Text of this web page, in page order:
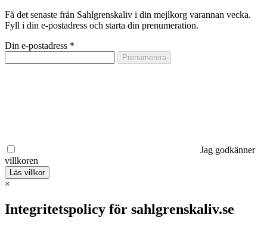
Få det senaste från Sahlgrenskaliv i din mejlkorg varannan vecka.
Fyll i din e-postadress och starta din prenumeration.
Din e-postadress *
Jag godkänner
villkoren
Läs villkor
×
Integritetspolicy för sahlgrenskaliv.se